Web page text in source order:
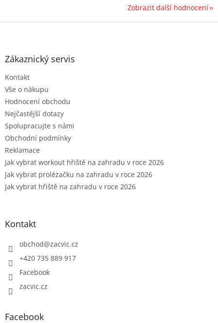
Zobrazit další hodnocení
Z
Zákaznický servis
Kontakt
Vše o nákupu
Hodnocení obchodu
Nejčastější dotazy
Spolupracujte s námi
Obchodní podmínky
Reklamace
Jak vybrat workout hřiště na zahradu v roce 2026
Jak vybrat prolézačku na zahradu v roce 2026
Jak vybrat hřiště na zahradu v roce 2026
Kontakt
obchod@zacvic.cz
+420 735 889 917
Facebook
zacvic.cz
Facebook